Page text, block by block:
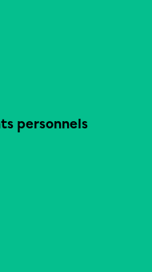
personnels